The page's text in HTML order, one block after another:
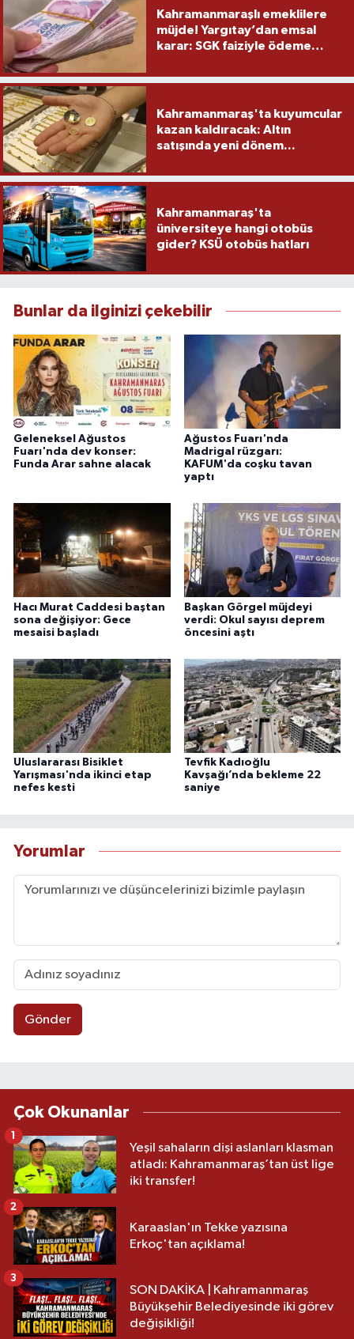
Kahramanmaraşlı emeklilere
müjde! Yargıtay’dan emsal
karar: SGK faiziyle ödeme
Kahramanmaraş'ta kuyumcular
kazan kaldıracak: Altın
satışında yeni dönem...
Kahramanmaraş'ta
üniversiteye hangi otobüs
gider? KSÜ otobüs hatları
Bunlar da ilginizi çekebilir
Geleneksel Ağustos
Fuarı'nda dev konser:
Funda Arar sahne alacak
Ağustos Fuarı'nda
Madrigal rüzgarı:
KAFUM'da coşku tavan
yaptı
Hacı Murat Caddesi baştan
sona değişiyor: Gece
mesaisi başladı
Başkan Görgel müjdeyi
verdi: Okul sayısı deprem
öncesini aştı
Uluslararası Bisiklet
Yarışması'nda ikinci etap
nefes kesti
Tevfik Kadıoğlu
Kavşağı’nda bekleme 22
saniye
Yorumlar
Gönder
Çok Okunanlar
Yeşil sahaların dişi aslanları klasman
atladı: Kahramanmaraş’tan üst lige
iki transfer!
1
Karaaslan'ın Tekke yazısına
Erkoç'tan açıklama!
2
SON DAKİKA | Kahramanmaraş
Büyükşehir Belediyesinde iki görev
değişikliği!
3